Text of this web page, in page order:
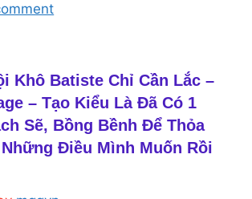
Khô Batiste Chỉ Cần Lắc –
– Tạo Kiểu Là Đã Có 1
Sẽ, Bồng Bềnh Để Thỏa
Điều Mình Muốn Rồi